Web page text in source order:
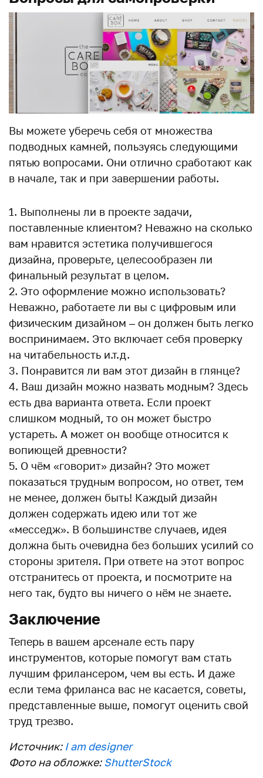
Вы можете уберечь себя от множества
подводных камней, пользуясь следующими
пятью вопросами. Они отлично сработают как
в начале, так и при завершении работы.
Выполнены ли в проекте задачи,
поставленные клиентом? Неважно на сколько
вам нравится эстетика получившегося
дизайна, проверьте, целесообразен ли
финальный результат в целом.
Это оформление можно использовать?
Неважно, работаете ли вы с цифровым или
физическим дизайном – он должен быть легко
воспринимаем. Это включает себя проверку
на читабельность и.т.д.
Понравится ли вам этот дизайн в глянце?
Ваш дизайн можно назвать модным? Здесь
есть два варианта ответа. Если проект
слишком модный, то он может быстро
устареть. А может он вообще относится к
вопиющей древности?
О чём «говорит» дизайн? Это может
показаться трудным вопросом, но ответ, тем
не менее, должен быть! Каждый дизайн
должен содержать идею или тот же
«месседж». В большинстве случаев, идея
должна быть очевидна без больших усилий со
стороны зрителя. При ответе на этот вопрос
отстранитесь от проекта, и посмотрите на
него так, будто вы ничего о нём не знаете.
Заключение
Теперь в вашем арсенале есть пару
инструментов, которые помогут вам стать
лучшим фрилансером, чем вы есть. И даже
если тема фриланса вас не касается, советы,
представленные выше, помогут оценить свой
труд трезво.
Источник: I am designer
Фото на обложке:ShutterStock